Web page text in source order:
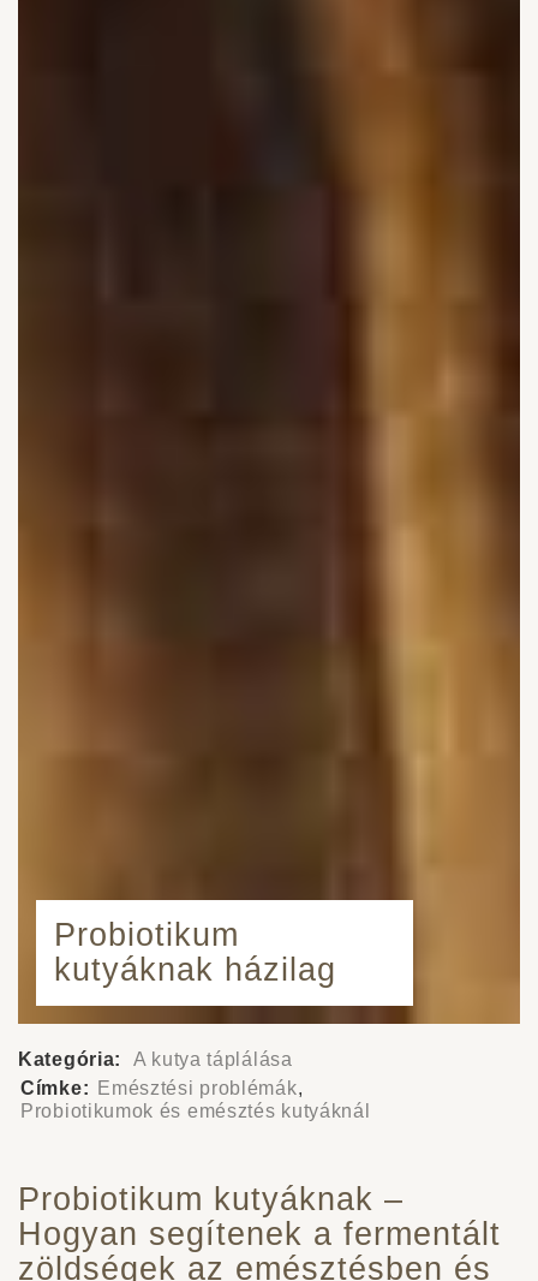
Probiotikum
kutyáknak házilag
Kategória:
A kutya táplálása
Címke:
Emésztési problémák,
Probiotikumok és emésztés kutyáknál
Probiotikum kutyáknak –
Hogyan segítenek a fermentált
zöldségek az emésztésben és